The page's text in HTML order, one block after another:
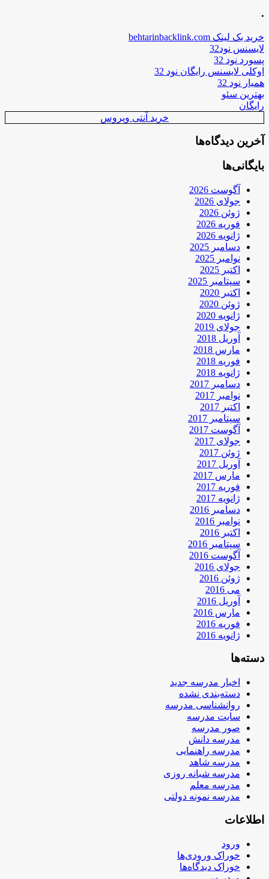
.
خرید بک لینک behtarinbacklink.com
لایسنس نود32
پسورد نود 32
اوکلی لایسنس رایگان نود 32
همیار نود 32
بهترین سئو
رایگان
خرید آنتی ویروس
آخرین دیدگاه‌ها
بایگانی‌ها
آگوست 2026
جولای 2026
ژوئن 2026
فوریه 2026
ژانویه 2026
دسامبر 2025
نوامبر 2025
اکتبر 2025
سپتامبر 2025
اکتبر 2020
ژوئن 2020
ژانویه 2020
جولای 2019
آوریل 2018
مارس 2018
فوریه 2018
ژانویه 2018
دسامبر 2017
نوامبر 2017
اکتبر 2017
سپتامبر 2017
آگوست 2017
جولای 2017
ژوئن 2017
آوریل 2017
مارس 2017
فوریه 2017
ژانویه 2017
دسامبر 2016
نوامبر 2016
اکتبر 2016
سپتامبر 2016
آگوست 2016
جولای 2016
ژوئن 2016
می 2016
آوریل 2016
مارس 2016
فوریه 2016
ژانویه 2016
دسته‌ها
اخبار مدرسه جدید
دسته‌بندی نشده
روانشناسی مدرسه
سایت مدرسه
صور مدرسه
مدرسه دانش
مدرسه راهنمایی
مدرسه شاهد
مدرسه شبانه روزی
مدرسه معلم
مدرسه نمونه دولتی
اطلاعات
ورود
خوراک ورودی‌ها
خوراک دیدگاه‌ها